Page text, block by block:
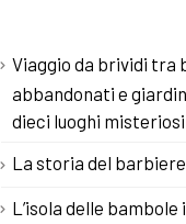
Viaggio da brividi tra
abbandonati e
dieci luoghi
La storia del
L’isola delle